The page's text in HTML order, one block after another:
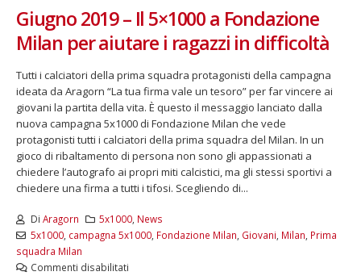
Giugno 2019 – Il 5×1000 a Fondazione
Milan per aiutare i ragazzi in difficoltà
Tutti i calciatori della prima squadra protagonisti della campagna
ideata da Aragorn “La tua firma vale un tesoro” per far vincere ai
giovani la partita della vita. È questo il messaggio lanciato dalla
nuova campagna 5x1000 di Fondazione Milan che vede
protagonisti tutti i calciatori della prima squadra del Milan. In un
gioco di ribaltamento di persona non sono gli appassionati a
chiedere l’autografo ai propri miti calcistici, ma gli stessi sportivi a
chiedere una firma a tutti i tifosi. Scegliendo di...
Di Aragorn 5x1000, News
5x1000, campagna 5x1000, Fondazione Milan, Giovani, Milan, Prima
squadra Milan
Commenti disabilitati
malati e fragili, VIDAS lancia
una campagna per rafforzare
l’assistenza domiciliare
carnet per le Prove Aperte
Dicembre 14, 2024
5 ottobre 2026 – “Jannacci…
dintorni” per festeggiare i
anni di Fondazione TOG
Giugno 15, 2026
18 e 19 dicembre 2026 –
gospel benefico per
Opera Cardinal Ferrari